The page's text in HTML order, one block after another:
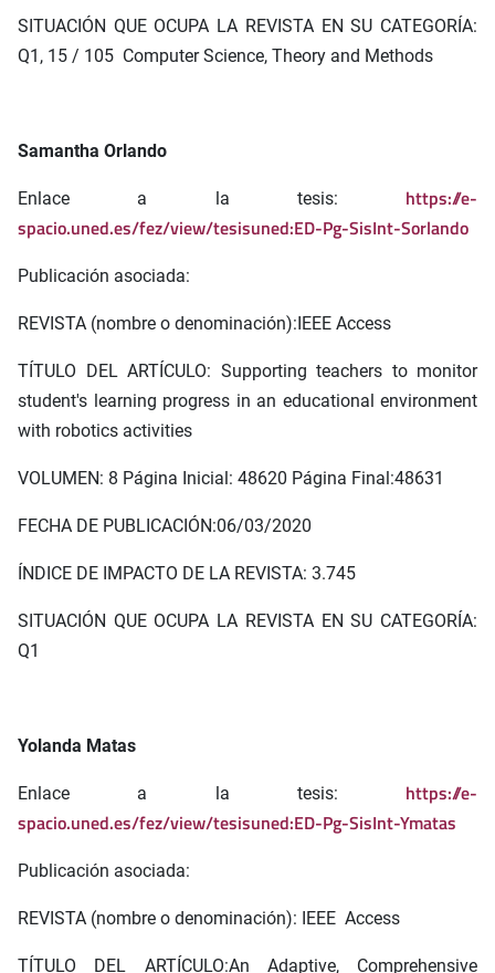
SITUACIÓN QUE OCUPA LA REVISTA EN SU CATEGORÍA:
Q1, 15 / 105 Computer Science, Theory and Methods
Samantha Orlando
Enlace a la tesis: https://e-
spacio.uned.es/fez/view/tesisuned:ED-Pg-SisInt-Sorlando
Publicación asociada:
REVISTA (nombre o denominación):IEEE Access
TÍTULO DEL ARTÍCULO: Supporting teachers to monitor
student's learning progress in an educational environment
with robotics activities
VOLUMEN: 8 Página Inicial: 48620 Página Final:48631
FECHA DE PUBLICACIÓN:06/03/2020
ÍNDICE DE IMPACTO DE LA REVISTA: 3.745
SITUACIÓN QUE OCUPA LA REVISTA EN SU CATEGORÍA:
Q1
Yolanda Matas
Enlace a la tesis: https://e-
spacio.uned.es/fez/view/tesisuned:ED-Pg-SisInt-Ymatas
Publicación asociada:
REVISTA (nombre o denominación): IEEE Access
TÍTULO DEL ARTÍCULO:An Adaptive, Comprehensive